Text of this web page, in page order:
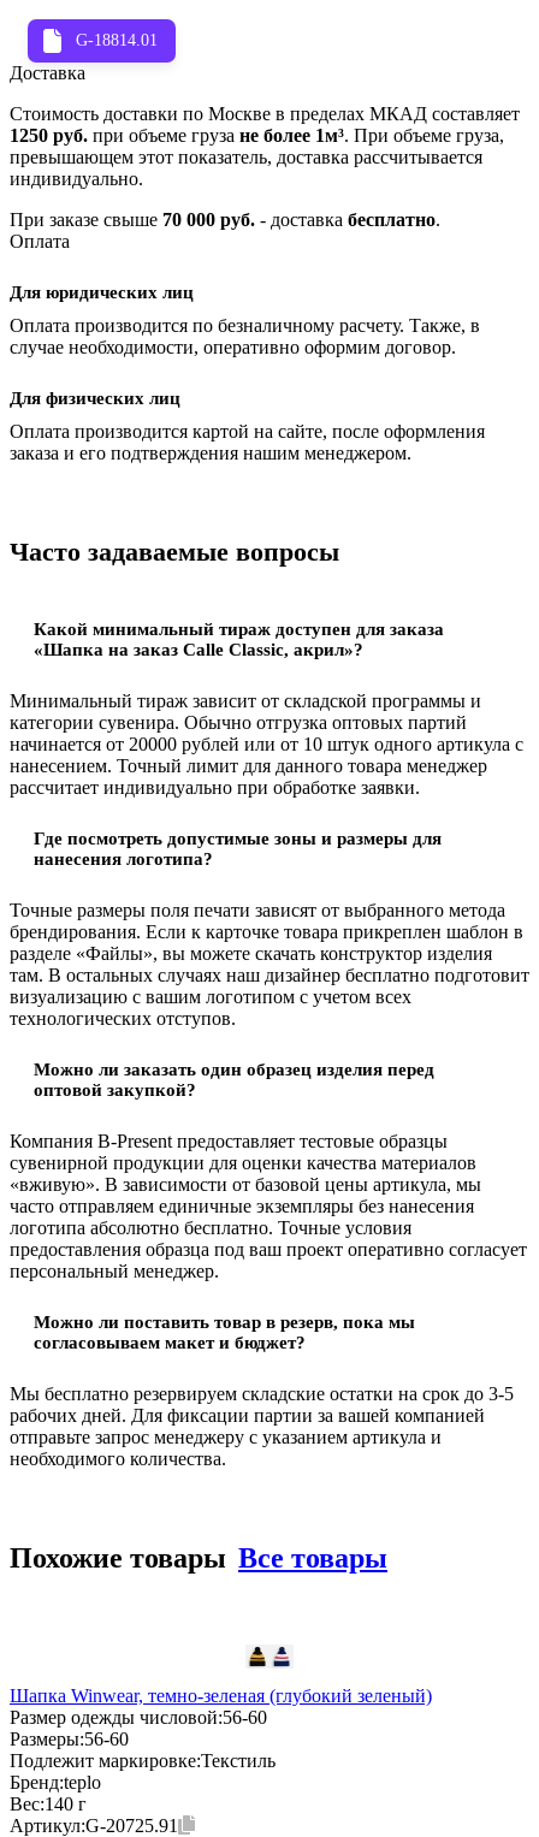
G-18814.01
Доставка
Стоимость доставки по Москве в пределах МКАД составляет
1250 руб. при объеме груза не более 1м³. При объеме груза,
превышающем этот показатель, доставка рассчитывается
индивидуально.
При заказе свыше 70 000 руб. - доставка бесплатно.
Оплата
Для юридических лиц
Оплата производится по безналичному расчету. Также, в
случае необходимости, оперативно оформим договор.
Для физических лиц
Оплата производится картой на сайте, после оформления
заказа и его подтверждения нашим менеджером.
Часто задаваемые вопросы
Какой минимальный тираж доступен для заказа
«Шапка на заказ Сalle Classic, акрил»?
Минимальный тираж зависит от складской программы и
категории сувенира. Обычно отгрузка оптовых партий
начинается от 20000 рублей или от 10 штук одного артикула с
нанесением. Точный лимит для данного товара менеджер
рассчитает индивидуально при обработке заявки.
Где посмотреть допустимые зоны и размеры для
нанесения логотипа?
Точные размеры поля печати зависят от выбранного метода
брендирования. Если к карточке товара прикреплен шаблон в
разделе «Файлы», вы можете скачать конструктор изделия
там. В остальных случаях наш дизайнер бесплатно подготовит
визуализацию с вашим логотипом с учетом всех
технологических отступов.
Можно ли заказать один образец изделия перед
оптовой закупкой?
Компания B-Present предоставляет тестовые образцы
сувенирной продукции для оценки качества материалов
«вживую». В зависимости от базовой цены артикула, мы
часто отправляем единичные экземпляры без нанесения
логотипа абсолютно бесплатно. Точные условия
предоставления образца под ваш проект оперативно согласует
персональный менеджер.
Можно ли поставить товар в резерв, пока мы
согласовываем макет и бюджет?
Мы бесплатно резервируем складские остатки на срок до 3-5
рабочих дней. Для фиксации партии за вашей компанией
отправьте запрос менеджеру с указанием артикула и
необходимого количества.
Похожие товары Все товары
Шапка Winwear, темно-зеленая (глубокий зеленый)
Размер одежды числовой:56-60
Размеры:56-60
Подлежит маркировке:Текстиль
Бренд:teplo
Вес:140 г
Артикул:G-20725.91